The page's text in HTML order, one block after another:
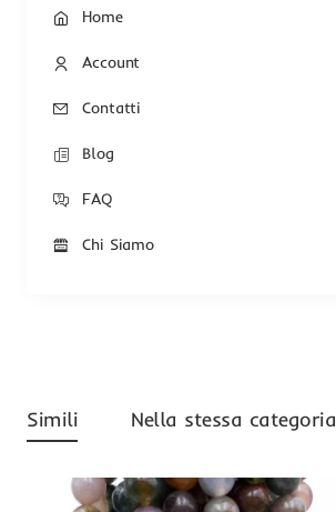
Home
Account
Contatti
Blog
FAQ
Chi Siamo
Simili Nella stessa categoria